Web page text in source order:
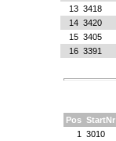
13 3418
14 3420
15 3405
16 3391
Pos StartNr
1
3010